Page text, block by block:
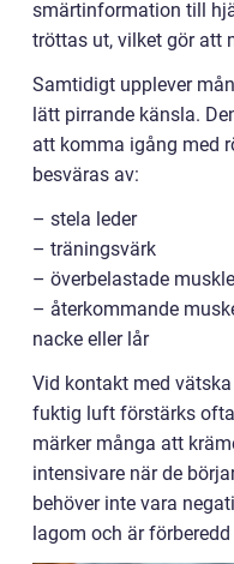
smärtinformation till
tröttas ut, vilket gör att
Samtidigt upplever
lätt pirrande känsla.
att komma igång med
besväras av:
– stela leder
– träningsvärk
– överbelastade
– återkommande
nacke eller lår
Vid kontakt med
fuktig luft förstärks
märker många att
intensivare när de
behöver inte vara
lagom och är